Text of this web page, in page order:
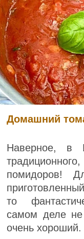
Домашний
Наверное, в
помидоров!
то
самом деле
очень